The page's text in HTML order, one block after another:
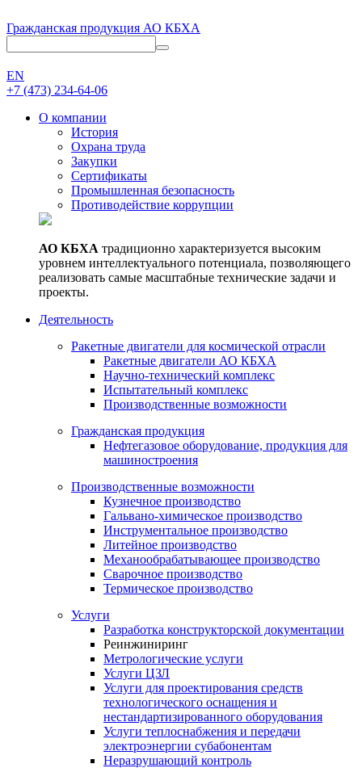
Гражданская продукция АО КБХА
EN
+7 (473) 234-64-06
О компании
История
Охрана труда
Закупки
Сертификаты
Промышленная безопасность
Противодействие коррупции
АО КБХА традиционно характеризуется высоким
уровнем интеллектуального потенциала, позволяющего
реализовать самые масштабные технические задачи и
проекты.
Деятельность
Ракетные двигатели для космической отрасли
Ракетные двигатели АО КБХА
Научно-технический комплекс
Испытательный комплекс
Производственные возможности
Гражданская продукция
Нефтегазовое оборудование, продукция для
машиностроения
Производственные возможности
Кузнечное производство
Гальвано-химическое производство
Инструментальное производство
Литейное производство
Механообрабатывающее производство
Сварочное производство
Термическое производство
Услуги
Разработка конструкторской документации
Реинжиниринг
Метрологические услуги
Услуги ЦЗЛ
Услуги для проектирования средств
технологического оснащения и
нестандартизированного оборудования
Услуги теплоснабжения и передачи
электроэнергии субабонентам
Неразрушающий контроль